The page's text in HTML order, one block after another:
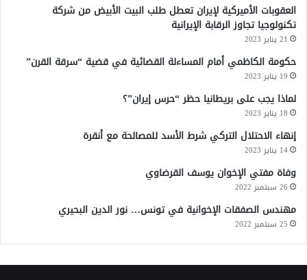
العقوبات الأميركية لإيران تعطل طلب البيت الأبيض من شركة
تكنولوجيا تجاوز الرقابة الإيرانية
21 يناير 2023
حكومة الكاظمي أمام المساءلة القضائية في قضية “سرقة القرن”
19 يناير 2023
لماذا يجب على بريطانيا حظر “حرس إيران”؟
18 يناير 2023
إنهاء الاحتلال التركي شرط الأسد للمصالحة مع أنقرة
14 يناير 2023
وفاة مفتي الإخوان يوسف القرضاوي
26 سبتمبر 2022
مهندس الصفقات الإخوانية في تونس… نور الدين البحيري
25 سبتمبر 2022